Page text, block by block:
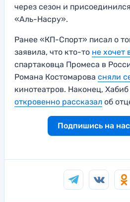
через сезон и
«Аль-Насру».
Ранее «КП-Спорт» писал о
заявила, что кто-то не хочет
спартаковца Промеса в
Романа Костомарова сняли
кинотеатров. Наконец,
откровенно рассказал об
Подпишись на